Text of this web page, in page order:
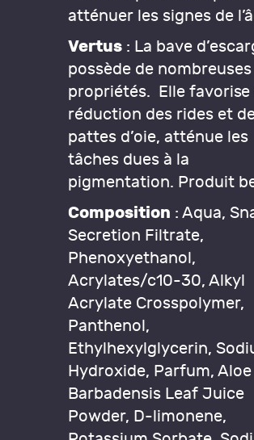
atténuer les signes de
Vertus: La bave
possède de nombreuses
propriétés. Elle favorise
réduction des rides et
pattes d’oie, atténue les
tâches dues à la
pigmentation. Produit
Composition : Aqua,
Secretion Filtrate,
Phenoxyethanol,
Acrylates/c10-30, Alkyl
Acrylate Crosspolymer,
Panthenol,
Ethylhexylglycerin,
Hydroxide, Parfum, Aloe
Barbadensis Leaf Juice
Powder, D-limonene,